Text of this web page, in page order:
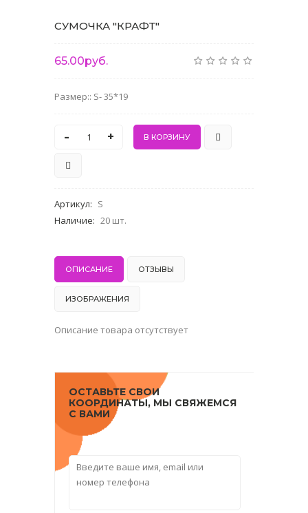
СУМОЧКА "КРАФТ"
65.00руб.
Размер:: S- 35*19
- +
Артикул: S
Наличие: 20 шт.
ОПИСАНИЕ ОТЗЫВЫ
ИЗОБРАЖЕНИЯ
Описание товара отсутствует
ОСТАВЬТЕ СВОИ
КООРДИНАТЫ, МЫ СВЯЖЕМСЯ
С ВАМИ